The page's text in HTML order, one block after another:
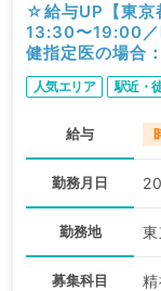
☆給与UP【東京
13:30〜19:00
健指定医の場合
外来／精神科
人気エリア 駅近・
給与
勤務月日
勤務地
募集科目